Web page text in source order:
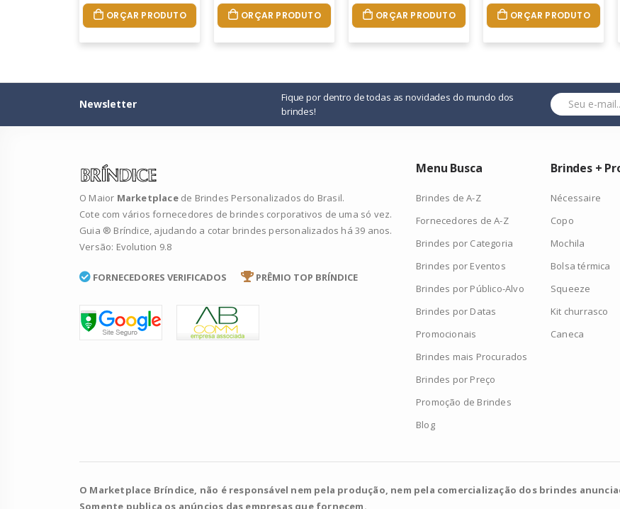
ORÇAR PRODUTO ORÇAR PRODUTO ORÇAR PRODUTO ORÇAR PRODUTO
Newsletter
Fique por dentro de todas as novidades do mundo dos
brindes!
O Maior Marketplace de Brindes Personalizados do Brasil.
Cote com vários fornecedores de brindes corporativos de uma só vez.
Guia ® Bríndice, ajudando a cotar brindes personalizados há 39 anos.
Versão: Evolution 9.8
FORNECEDORES VERIFICADOS PRÊMIO TOP BRÍNDICE
Menu Busca
Brindes de A-Z
Fornecedores de A-Z
Brindes por Categoria
Brindes por Eventos
Brindes por Público-Alvo
Brindes por Datas
Promocionais
Brindes mais Procurados
Brindes por Preço
Promoção de Brindes
Blog
Brindes +
Nécessaire
Copo
Mochila
Bolsa térmica
Squeeze
Kit churrasco
Caneca
O Marketplace Bríndice, não é responsável nem pela produção, nem pela comercialização dos brindes
Somente publica os anúncios das empresas que fornecem.